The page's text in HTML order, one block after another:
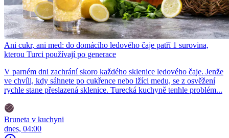
Ani cukr, ani med: do domácího ledového čaje patří 1 surovina,
kterou Turci používají po generace
V parném dni zachrání skoro každého sklenice ledového čaje. Jenže
ve chvíli, kdy sáhnete po cukřence nebo lžíci medu, se z osvěžení
rychle stane přeslazená sklenice. Turecká kuchyně tenhle problém...
Bruneta v kuchyni
dnes, 04:00